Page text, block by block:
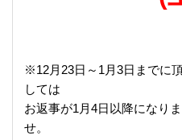
※12月23日～1月3日までに
しては
お返事が1月4日以降になり
せ。